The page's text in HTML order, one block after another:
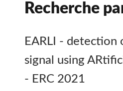
Recherche
EARLI - detection
signal using
- ERC 2021